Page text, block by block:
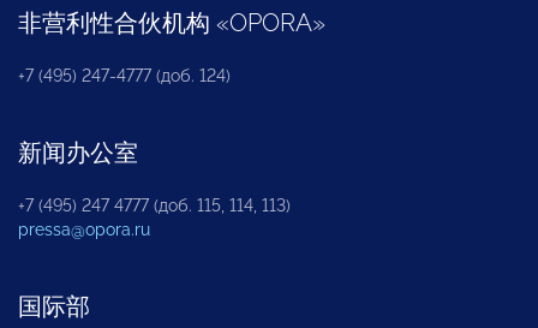
非营利性合伙机构 «OPORA»
+7 (495) 247-4777 (доб. 124)
新闻办公室
+7 (495) 247 4777 (доб. 115, 114, 113)
pressa@opora.ru
国际部